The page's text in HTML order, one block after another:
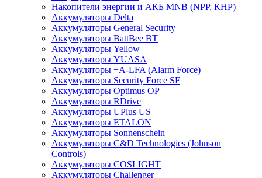
Накопители энергии и АКБ MNB (NPP, КНР)
Аккумуляторы Delta
Аккумуляторы General Security
Аккумуляторы BattBee BT
Аккумуляторы Yellow
Аккумуляторы YUASA
Аккумуляторы +A-LFA (Alarm Force)
Аккумуляторы Security Force SF
Аккумуляторы Optimus OP
Аккумуляторы RDrive
Аккумуляторы UPlus US
Аккумуляторы ETALON
Аккумуляторы Sonnenschein
Аккумуляторы С&D Technologies (Johnson
Controls)
Аккумуляторы COSLIGHT
Аккумуляторы Challenger